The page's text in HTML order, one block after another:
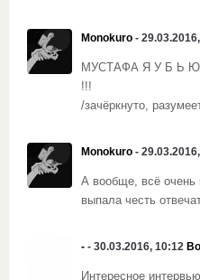
Monokuro -
МУСТАФА Я У Б Ь
!!!
/зачёркнуто,
Monokuro -
А вообще, всё очень
выпала честь
- - 30.03.2016, 10:12
Интересное